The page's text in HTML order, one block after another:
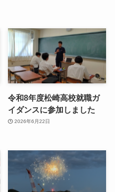
令和8年度松崎高校就職ガ
イダンスに参加しました
2026年6月22日